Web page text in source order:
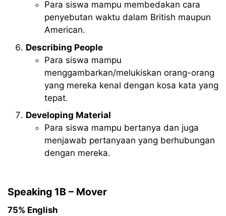
Para siswa mampu membedakan cara
penyebutan waktu dalam British maupun
American.
Describing People
Para siswa mampu
menggambarkan/melukiskan orang-orang
yang mereka kenal dengan kosa kata yang
tepat.
Developing Material
Para siswa mampu bertanya dan juga
menjawab pertanyaan yang berhubungan
dengan mereka.
Speaking 1B – Mover
75% English